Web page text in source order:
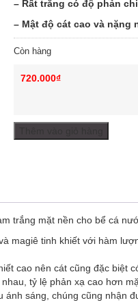
– Rất trắng có độ phản
– Mật độ cát cao và
Còn hàng
720.000₫
trắng mặt nền cho bể cá
magiê tinh khiết với hàm
cao nên cát cũng đặc biệt
tỷ lệ phản xạ cao hơn
sáng, chúng cũng nhận